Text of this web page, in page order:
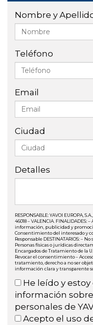
Nombre y
Teléfono
Email
Ciudad
Detalles
RESPONSABLE: YAVOI EUROPA,
46018 – VALENCIA.
información, publicidad y
Consentimiento del interesado y
Responsable DESTINATARIOS: –
Personas físicas o jurídicas
Encargados de Tratamiento de la
Revocar el consentimiento –
tratamiento, derecho a no ser
información clara y transparente
He leído y
información
personales de
Acepto el uso